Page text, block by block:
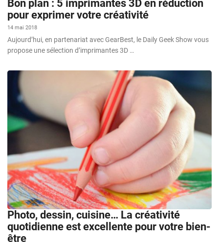
Bon plan : 5 imprimantes 3D en réduction
pour exprimer votre créativité
14 mai 2018
Aujourd’hui, en partenariat avec GearBest, le Daily Geek Show vous
propose une sélection d’imprimantes 3D …
Photo, dessin, cuisine… La créativité
quotidienne est excellente pour votre bien-
être